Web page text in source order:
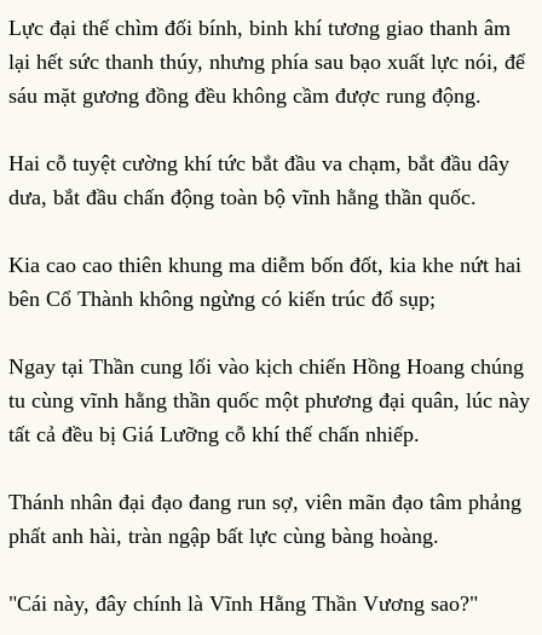
Lực đại thế chìm đối bính, binh khí tương giao thanh âm
lại hết sức thanh thúy, nhưng phía sau bạo xuất lực nói, để
sáu mặt gương đồng đều không cầm được rung động.
Hai cỗ tuyệt cường khí tức bắt đầu va chạm, bắt đầu dây
dưa, bắt đầu chấn động toàn bộ vĩnh hằng thần quốc.
Kia cao cao thiên khung ma diễm bốn đốt, kia khe nứt hai
bên Cổ Thành không ngừng có kiến trúc đổ sụp;
Ngay tại Thần cung lối vào kịch chiến Hồng Hoang chúng
tu cùng vĩnh hằng thần quốc một phương đại quân, lúc này
tất cả đều bị Giá Lưỡng cỗ khí thế chấn nhiếp.
Thánh nhân đại đạo đang run sợ, viên mãn đạo tâm phảng
phất anh hài, tràn ngập bất lực cùng bàng hoàng.
"Cái này, đây chính là Vĩnh Hằng Thần Vương sao?"